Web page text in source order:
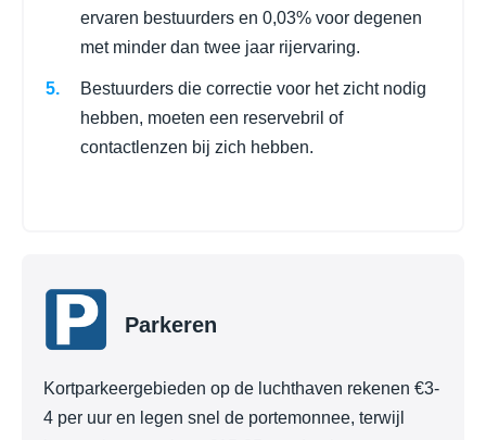
ervaren bestuurders en 0,03% voor degenen
met minder dan twee jaar rijervaring.
Bestuurders die correctie voor het zicht nodig
hebben, moeten een reservebril of
contactlenzen bij zich hebben.
Parkeren
Kortparkeergebieden op de luchthaven rekenen €3-
4 per uur en legen snel de portemonnee, terwijl